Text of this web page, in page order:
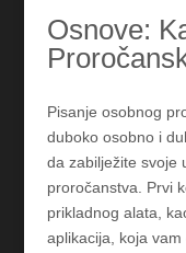
Osnove:
Pisanje osobnog
duboko osobno i
da zabilježite svoje
proročanstva. Prvi
prikladnog alata,
aplikacija, koja